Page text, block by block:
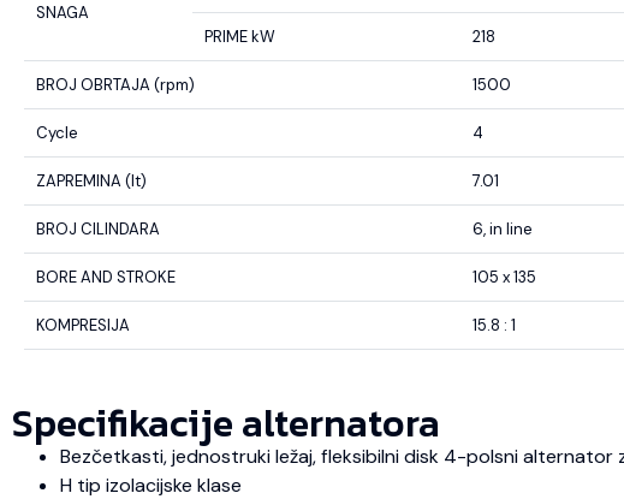
SNAGA
PRIME kW 218
BROJ OBRTAJA (rpm) 1500
Cycle 4
ZAPREMINA (lt) 7.01
BROJ CILINDARA 6, in line
BORE AND STROKE 105 x 135
KOMPRESIJA 15.8 : 1
Specifikacije alternatora
Bezčetkasti, jednostruki ležaj, fleksibilni disk 4-polsni alternator
H tip izolacijske klase